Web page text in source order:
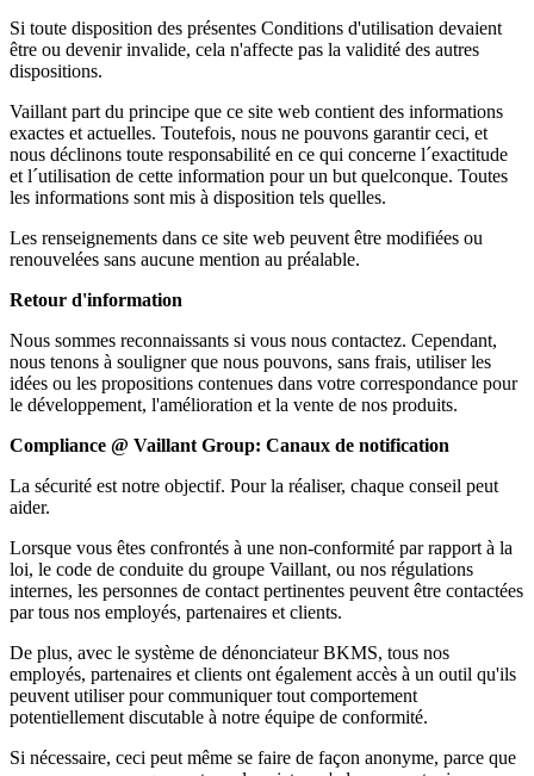
Si toute disposition des présentes Conditions d'utilisation devaient
être ou devenir invalide, cela n'affecte pas la validité des autres
dispositions.
Vaillant part du principe que ce site web contient des informations
exactes et actuelles. Toutefois, nous ne pouvons garantir ceci, et
nous déclinons toute responsabilité en ce qui concerne l´exactitude
et l´utilisation de cette information pour un but quelconque. Toutes
les informations sont mis à disposition tels quelles.
Les renseignements dans ce site web peuvent être modifiées ou
renouvelées sans aucune mention au préalable.
Retour d'information
Nous sommes reconnaissants si vous nous contactez. Cependant,
nous tenons à souligner que nous pouvons, sans frais, utiliser les
idées ou les propositions contenues dans votre correspondance pour
le développement, l'amélioration et la vente de nos produits.
Compliance @ Vaillant Group: Canaux de notification
La sécurité est notre objectif. Pour la réaliser, chaque conseil peut
aider.
Lorsque vous êtes confrontés à une non-conformité par rapport à la
loi, le code de conduite du groupe Vaillant, ou nos régulations
internes, les personnes de contact pertinentes peuvent être contactées
par tous nos employés, partenaires et clients.
De plus, avec le système de dénonciateur BKMS, tous nos
employés, partenaires et clients ont également accès à un outil qu'ils
peuvent utiliser pour communiquer tout comportement
potentiellement discutable à notre équipe de conformité.
Si nécessaire, ceci peut même se faire de façon anonyme, parce que